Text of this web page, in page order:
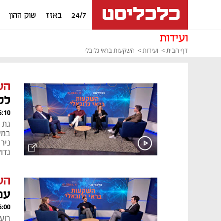
24/7 באזז שוק ההון
ועידות
דף הבית ועידות השקעות בראי גלובלי
21.02.24
גת
21.02.24